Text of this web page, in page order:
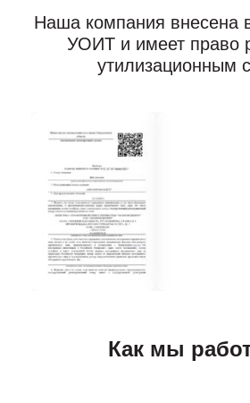
Наша компания внесена
УОИТ и имеет право
утилизационным
Как мы